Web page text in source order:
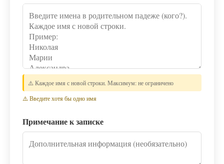
⚠️ Каждое имя с новой строки. Максимум: не ограничено
⚠️ Введите хотя бы одно имя
Примечание к записке